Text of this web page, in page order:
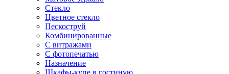
Стекло
Цветное стекло
Пескоструй
Комбинированные
С витражами
С фотопечатью
Назначение
Шкафы-купе в гостиную